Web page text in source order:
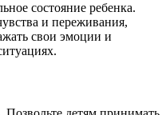
состояние ребенка.
и переживания,
свои эмоции и